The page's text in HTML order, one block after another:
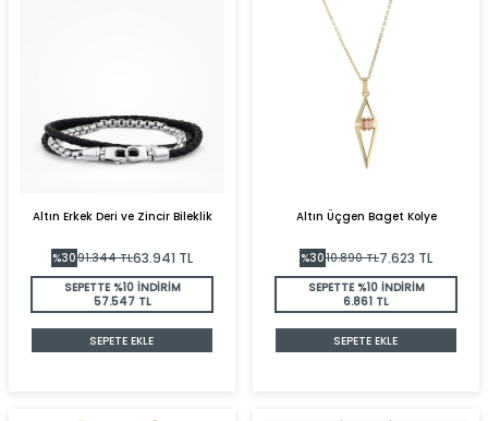
Altın Erkek Deri ve Zincir Bileklik
%3091.344TL63.941 TL
SEPETTE %10 İNDİRİM
57.547 TL
SEPETE EKLE
Altın Üçgen Baget Kolye
%3010.890TL7.623 TL
SEPETTE %10 İNDİRİM
6.861 TL
SEPETE EKLE